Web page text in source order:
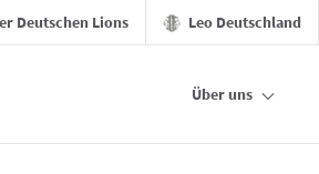
Deutschen Lions Leo Deutschland
Über uns